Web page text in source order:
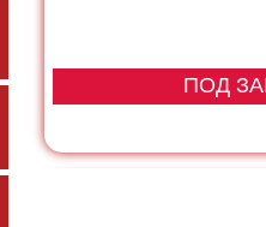
ПОД